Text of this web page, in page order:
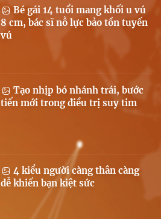
Bé gái 14 tuổi mang khối u vú
8 cm, bác sĩ nỗ lực bảo tồn tuyến
vú
Tạo nhịp bó nhánh trái, bước
tiến mới trong điều trị suy tim
4 kiểu người càng thân càng
dễ khiến bạn kiệt sức